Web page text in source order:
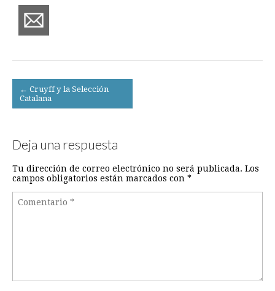
Post
navigation
← Cruyff y la Selección
Catalana
Deja una respuesta
Tu dirección de correo electrónico no será publicada. Los
campos obligatorios están marcados con *